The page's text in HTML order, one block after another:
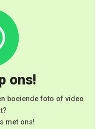
ons!
boeiende foto of video
met ons!